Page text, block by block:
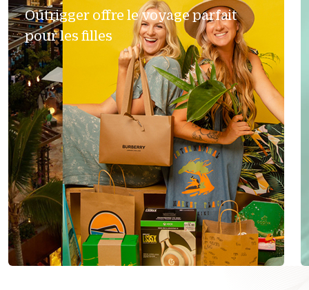
Outrigger offre le voyage parfait
pour les filles